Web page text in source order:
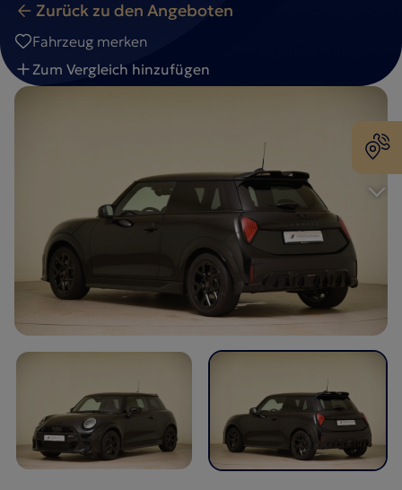
Zurück zu den Angeboten
Fahrzeug merken
Zum Vergleich hinzufügen